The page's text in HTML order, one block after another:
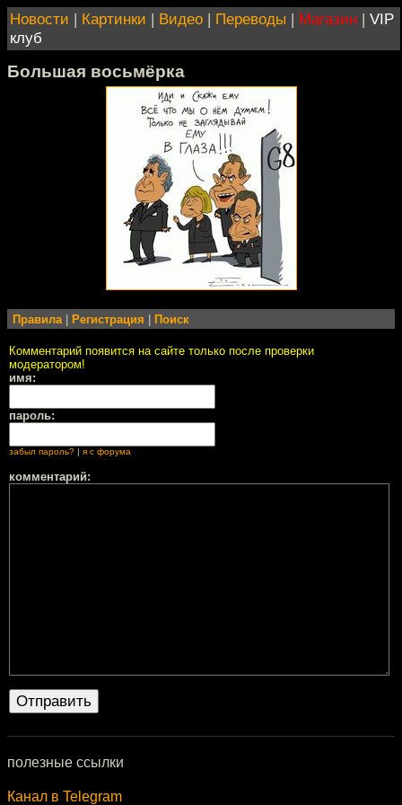
Новости | Картинки | Видео | Переводы | Магазин | VIP
клуб
Большая восьмёрка
Правила Регистрация Поиск
Комментарий появится на сайте только после проверки
модератором!
имя:
пароль:
забыл пароль? | я с форума
комментарий:
полезные ссылки
Канал в Telegram